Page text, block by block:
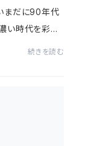
まだに90年代
い時代を彩っ
続きを読む